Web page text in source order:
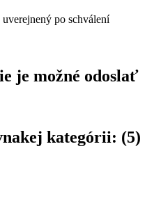
po schválení
je možné odoslať
kategórii: (5)